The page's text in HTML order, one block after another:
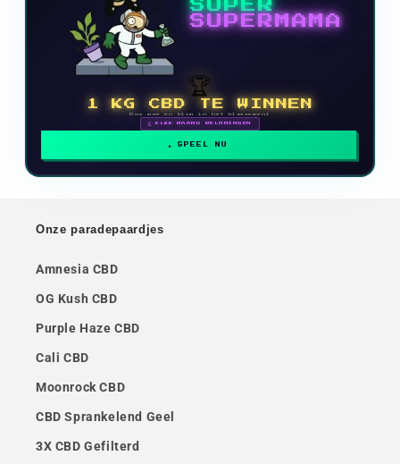
SUPER
SUPERMAMA
🏆
1 KG CBD TE WINNEN
Doe mee en klim in het klassement
🗓 ELKE MAAND BELONINGEN
SPEEL NU
Onze paradepaardjes
Amnesia CBD
OG Kush CBD
Purple Haze CBD
Cali CBD
Moonrock CBD
CBD Sprankelend Geel
3X CBD Gefilterd